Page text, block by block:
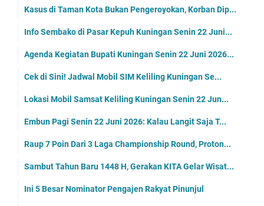
Kasus di Taman Kota Bukan Pengeroyokan, Korban Dip...
Info Sembako di Pasar Kepuh Kuningan Senin 22 Juni...
Agenda Kegiatan Bupati Kuningan Senin 22 Juni 2026...
Cek di Sini! Jadwal Mobil SIM Keliling Kuningan Se...
Lokasi Mobil Samsat Keliling Kuningan Senin 22 Jun...
Embun Pagi Senin 22 Juni 2026: Kalau Langit Saja T...
Raup 7 Poin Dari 3 Laga Championship Round, Proton...
Sambut Tahun Baru 1448 H, Gerakan KITA Gelar Wisat...
Ini 5 Besar Nominator Pengajen Rakyat Pinunjul